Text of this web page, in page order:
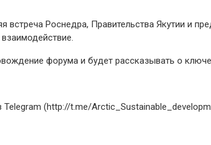
встреча Роснедра, Правительства Якутии и
форума и будет рассказывать о
(http://t.me/